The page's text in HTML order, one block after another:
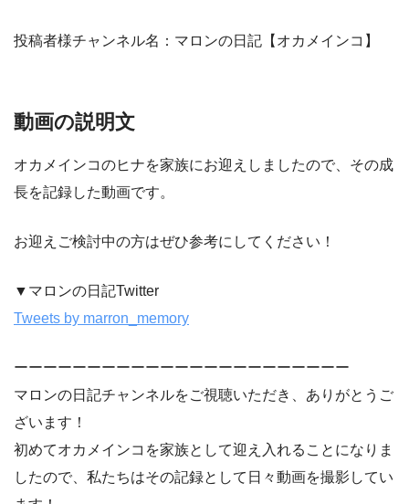
投稿者様チャンネル名：マロンの日記【オカメインコ】
動画の説明文
オカメインコのヒナを家族にお迎えしましたので、その成
長を記録した動画です。
お迎えご検討中の方はぜひ参考にしてください！
▼マロンの日記Twitter
Tweets by marron_memory
ーーーーーーーーーーーーーーーーーーーーーーー
マロンの日記チャンネルをご視聴いただき、ありがとうご
ざいます！
初めてオカメインコを家族として迎え入れることになりま
したので、私たちはその記録として日々動画を撮影してい